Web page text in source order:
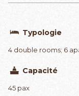
Typologie
4 double rooms; 6
Capacité
45 pax